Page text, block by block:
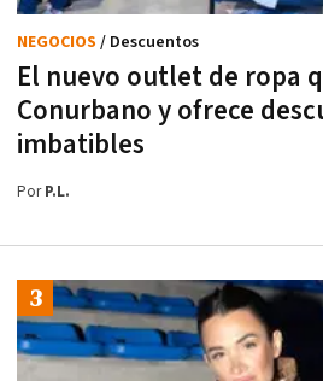
El nuevo outlet de ropa
Conurbano y ofrece
imbatibles
NEGOCIOS / Descuentos
PorP.L.